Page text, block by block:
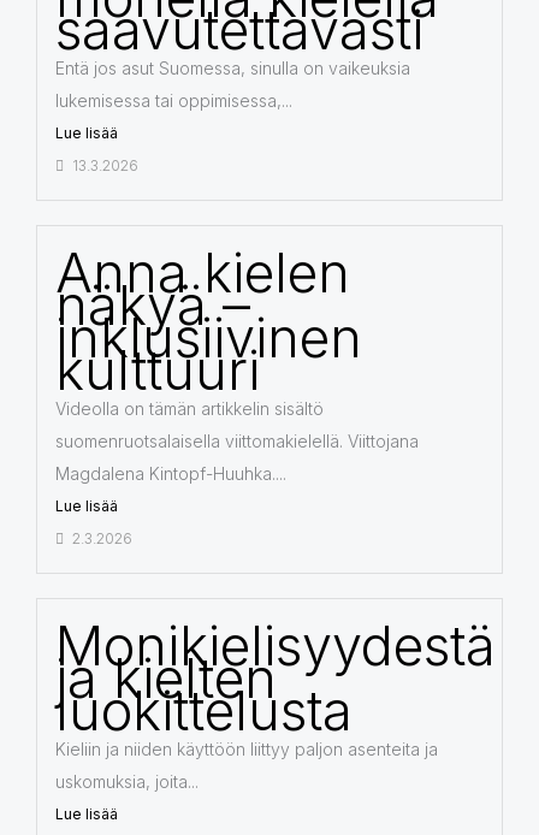
saavutettavasti
Entä jos asut Suomessa, sinulla on vaikeuksia
lukemisessa tai oppimisessa,...
Lue lisää
13.3.2026
Anna kielen
näkyä –
inklusiivinen
kulttuuri
Videolla on tämän artikkelin sisältö
suomenruotsalaisella viittomakielellä. Viittojana
Magdalena Kintopf-Huuhka....
Lue lisää
2.3.2026
Monikielisyydestä
ja kielten
luokittelusta
Kieliin ja niiden käyttöön liittyy paljon asenteita ja
uskomuksia, joita...
Lue lisää